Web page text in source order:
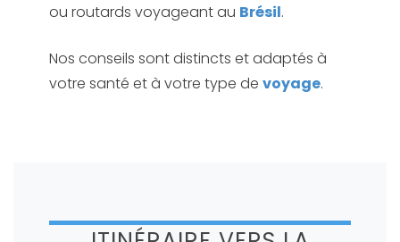
ou routards voyageant au Brésil.
Nos conseils sont distincts et adaptés à
votre santé et à votre type de voyage.